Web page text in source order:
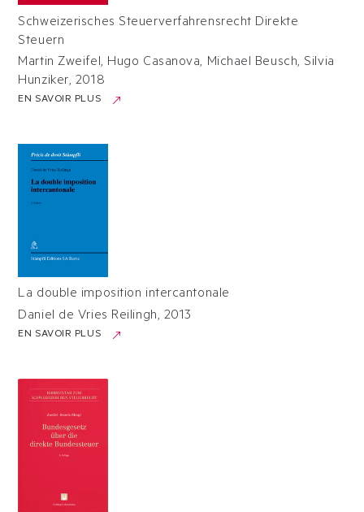
Schweizerisches Steuerverfahrensrecht Direkte
Steuern
Martin Zweifel, Hugo Casanova, Michael Beusch, Silvia
Hunziker, 2018
EN SAVOIR PLUS
La double imposition intercantonale
Daniel de Vries Reilingh, 2013
EN SAVOIR PLUS